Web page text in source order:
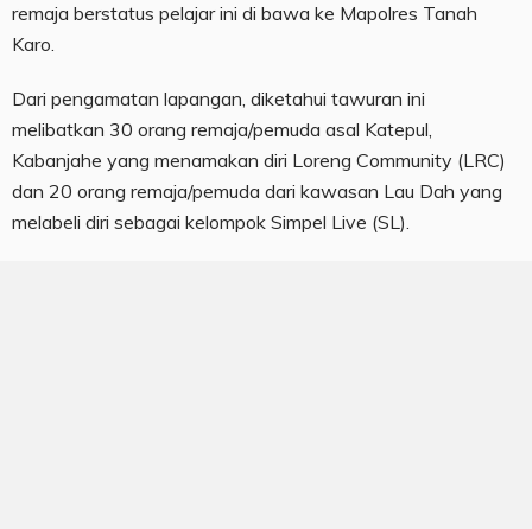
remaja berstatus pelajar ini di bawa ke Mapolres Tanah
Karo.
Dari pengamatan lapangan, diketahui tawuran ini
melibatkan 30 orang remaja/pemuda asal Katepul,
Kabanjahe yang menamakan diri Loreng Community (LRC)
dan 20 orang remaja/pemuda dari kawasan Lau Dah yang
melabeli diri sebagai kelompok Simpel Live (SL).